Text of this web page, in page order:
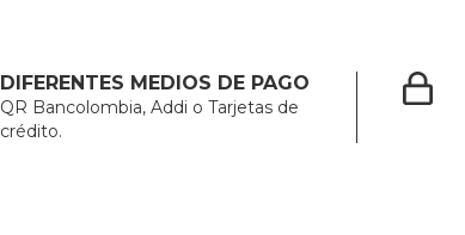
DIFERENTES MEDIOS DE PAGO
QR Bancolombia, Addi o Tarjetas de
crédito.